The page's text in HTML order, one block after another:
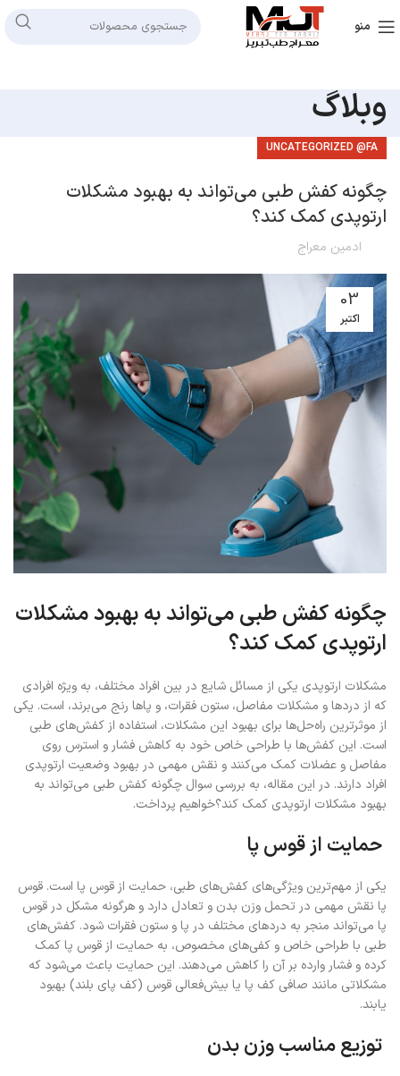
منو
وبلاگ
UNCATEGORIZED @FA
چگونه کفش طبی می‌تواند به بهبود مشکلات
ارتوپدی کمک کند؟
ادمین معراج
03
اکتبر
چگونه کفش طبی می‌تواند به بهبود مشکلات
ارتوپدی کمک کند؟
مشکلات ارتوپدی یکی از مسائل شایع در بین افراد مختلف، به ویژه افرادی
که از دردها و مشکلات مفاصل، ستون فقرات، و پاها رنج می‌برند، است. یکی
از موثرترین راه‌حل‌ها برای بهبود این مشکلات، استفاده از کفش‌های طبی
است. این کفش‌ها با طراحی خاص خود به کاهش فشار و استرس روی
مفاصل و عضلات کمک می‌کنند و نقش مهمی در بهبود وضعیت ارتوپدی
افراد دارند. در این مقاله، به بررسی سوال چگونه کفش طبی می‌تواند به
بهبود مشکلات ارتوپدی کمک کند؟خواهیم پرداخت.
حمایت از قوس پا
یکی از مهم‌ترین ویژگی‌های کفش‌های طبی، حمایت از قوس پا است. قوس
پا نقش مهمی در تحمل وزن بدن و تعادل دارد و هرگونه مشکل در قوس
پا می‌تواند منجر به دردهای مختلف در پا و ستون فقرات شود. کفش‌های
طبی با طراحی خاص و کفی‌های مخصوص، به حمایت از قوس پا کمک
کرده و فشار وارده بر آن را کاهش می‌دهند. این حمایت باعث می‌شود که
مشکلاتی مانند صافی کف پا یا بیش‌فعالی قوس (کف پای بلند) بهبود
یابند.
توزیع مناسب وزن بدن